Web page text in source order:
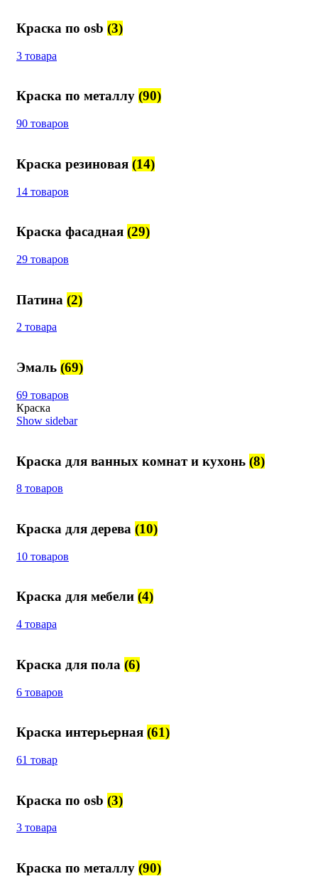
Краска по osb (3)
3 товара
Краска по металлу (90)
90 товаров
Краска резиновая (14)
14 товаров
Краска фасадная (29)
29 товаров
Патина (2)
2 товара
Эмаль (69)
69 товаров
Краска
Show sidebar
Краска для ванных комнат и кухонь (8)
8 товаров
Краска для дерева (10)
10 товаров
Краска для мебели (4)
4 товара
Краска для пола (6)
6 товаров
Краска интерьерная (61)
61 товар
Краска по osb (3)
3 товара
Краска по металлу (90)